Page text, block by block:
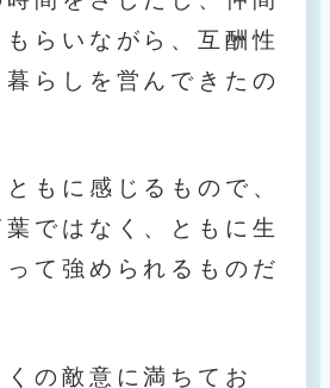
らいながら、互酬性
らしを営んできたの
もに感じるもので、
ではなく、ともに生
って強められるものだ
の敵意に満ちてお